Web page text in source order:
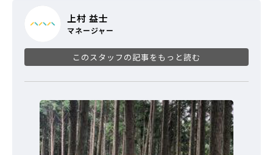
上村 益士
マネージャー
このスタッフの記事をもっと読む